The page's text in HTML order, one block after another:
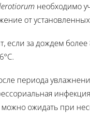
необходимо
от
если за дождем
периода
ожидать при